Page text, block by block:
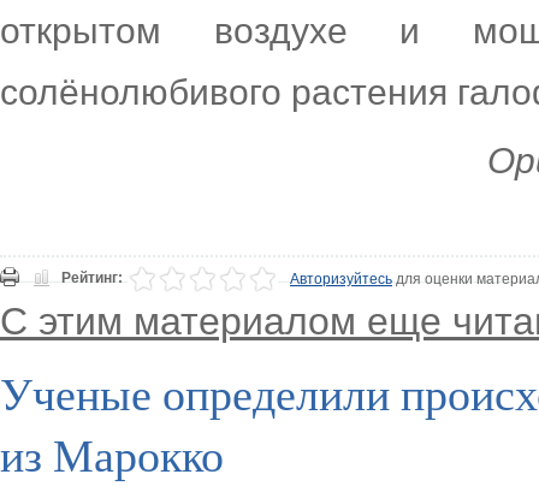
открытом воздухе и
солёнолюбивого растения
Рейтинг: Авторизуйтесьдля оценки
С этим материалом еще
Ученые определили
из Марокко